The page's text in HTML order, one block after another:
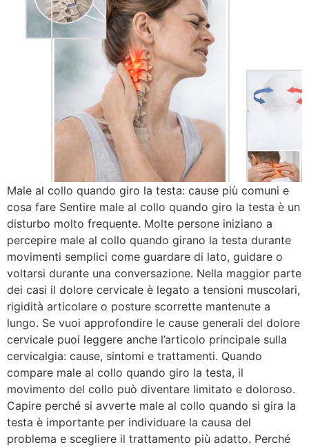
Male al collo quando giro la testa: cause più comuni e
cosa fare Sentire male al collo quando giro la testa è un
disturbo molto frequente. Molte persone iniziano a
percepire male al collo quando girano la testa durante
movimenti semplici come guardare di lato, guidare o
voltarsi durante una conversazione. Nella maggior parte
dei casi il dolore cervicale è legato a tensioni muscolari,
rigidità articolare o posture scorrette mantenute a
lungo. Se vuoi approfondire le cause generali del dolore
cervicale puoi leggere anche l’articolo principale sulla
cervicalgia: cause, sintomi e trattamenti. Quando
compare male al collo quando giro la testa, il
movimento del collo può diventare limitato e doloroso.
Capire perché si avverte male al collo quando si gira la
testa è importante per individuare la causa del
problema e scegliere il trattamento più adatto. Perché